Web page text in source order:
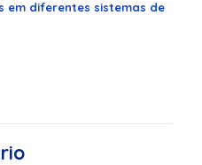
em diferentes sistemas de